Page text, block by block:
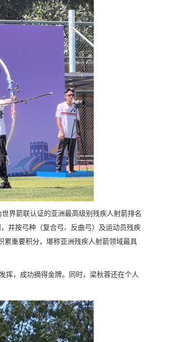
界箭联认证的亚洲最高级别残疾人射箭排名
并按弓种（复合弓、反曲弓）及运动员残疾
重要积分，堪称亚洲残疾人射箭领域最具
挥，成功摘得金牌。同时，梁秋蓉还在个人